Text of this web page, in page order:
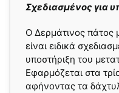
Σχεδιασμένος για
Ο Δερμάτινος πάτος
είναι ειδικά
υποστήριξη του
Εφαρμόζεται στα
αφήνοντας τα